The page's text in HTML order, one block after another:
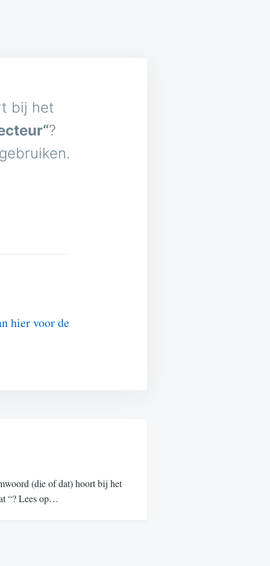
bij het
?
hier voor de
(die of dat) hoort bij het
“? Lees op…